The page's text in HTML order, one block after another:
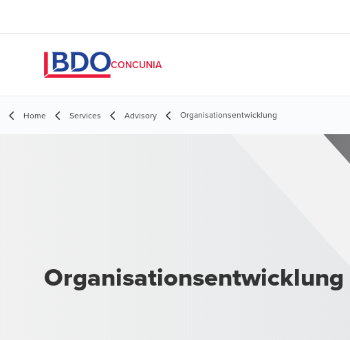
CONCUNIA
Home Services Advisory Organisationsentwicklung
Organisationsentwicklung